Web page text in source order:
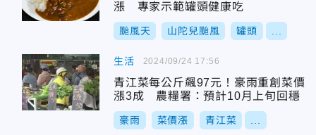
漲 專家示範罐頭健康吃
颱風天 山陀兒颱風 罐頭
生活
青江菜每公斤飆97元！豪雨重創菜價
漲3成 農糧署：預計10月上旬回穩
豪雨 菜價漲 青江菜
2024/09/24 17:56